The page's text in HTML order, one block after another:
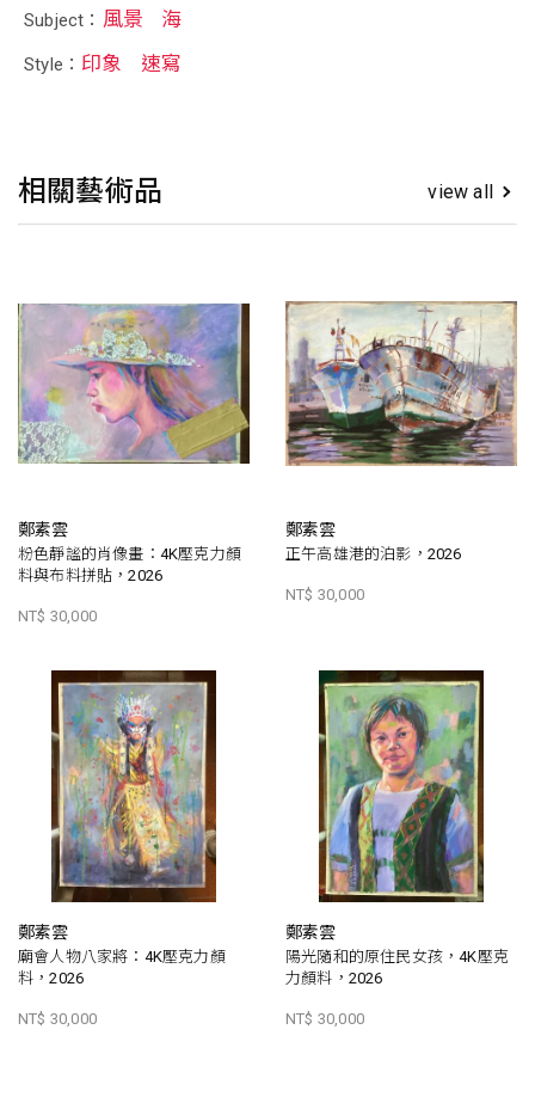
Subject： 風景 海
Style： 印象 速寫
相關藝術品 view all
鄭素雲
粉色靜謐的肖像畫：4K壓克力顏
料與布料拼貼，2026
NT$ 30,000
鄭素雲
正午高雄港的泊影，2026
NT$ 30,000
鄭素雲
廟會人物八家將：4K壓克力顏
料，2026
NT$ 30,000
鄭素雲
陽光隨和的原住民女孩，4K壓克
力顏料，2026
NT$ 30,000